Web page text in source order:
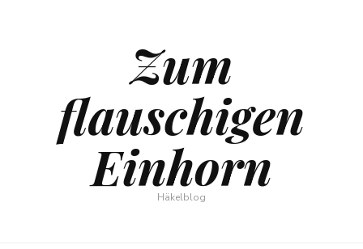
Zum
flauschigen
Einhorn
Häkelblog